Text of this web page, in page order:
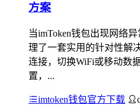
方案
当imToken钱包出现网络
理了一套实用的针对性解
连接，切换WiFi或移动数
置，...
imtoken钱包官方下载